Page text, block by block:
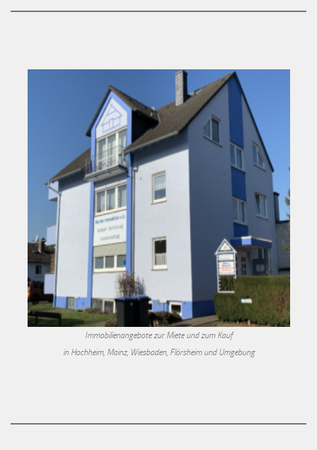
Immobilienangebote zur Miete und zum Kauf
in Hochheim, Mainz, Wiesbaden, Flörsheim und Umgebung